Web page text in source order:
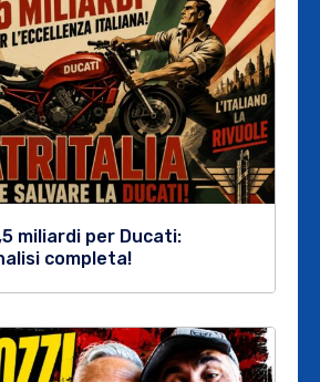
miliardi per Ducati:
completa!